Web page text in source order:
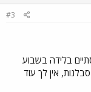
#3
בלידה בשבוע
אין לך עוד